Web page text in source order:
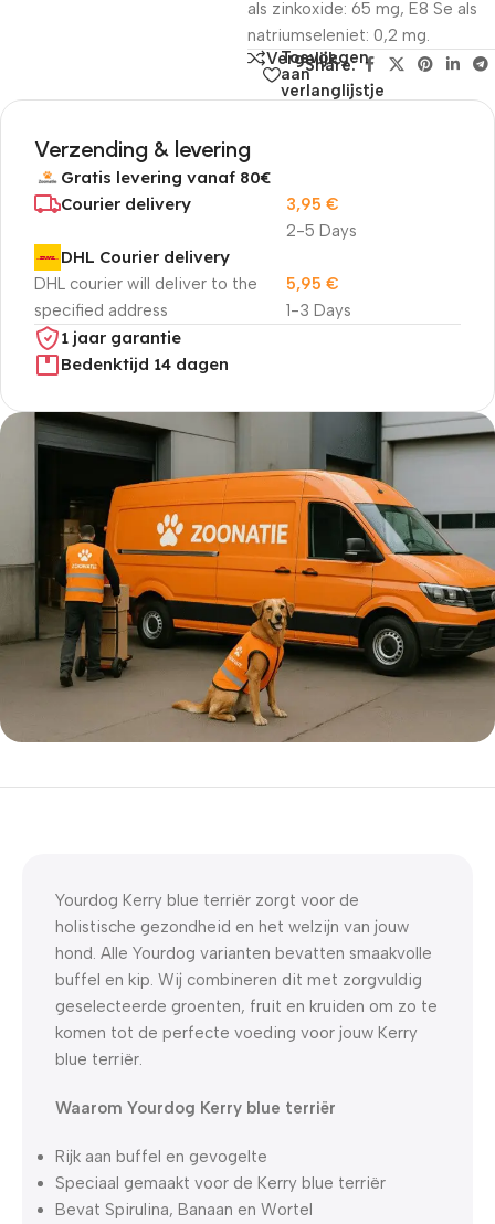
als zinkoxide: 65 mg, E8 Se als
natriumseleniet: 0,2 mg.
Vergelijk
Toevoegen
aan
verlanglijstje
Share:
Verzending & levering
Gratis levering vanaf 80€
Courier delivery
2-5 Days
3,95 €
DHL Courier delivery
DHL courier will deliver to the
specified address
1-3 Days
5,95 €
1 jaar garantie
Bedenktijd 14 dagen
5% korting met code
Yourdog Kerry blue terriër zorgt voor de
holistische gezondheid en het welzijn van jouw
hond. Alle Yourdog varianten bevatten smaakvolle
buffel en kip. Wij combineren dit met zorgvuldig
geselecteerde groenten, fruit en kruiden om zo te
komen tot de perfecte voeding voor jouw Kerry
blue terriër.
Waarom Yourdog Kerry blue terriër
Rijk aan buffel en gevogelte
Speciaal gemaakt voor de Kerry blue terriër
Bevat Spirulina, Banaan en Wortel